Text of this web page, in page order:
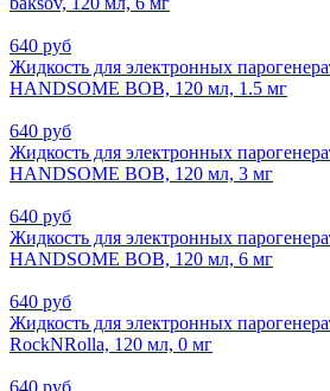
640 руб
Жидкость для электронных
HANDSOME BOB, 120 мл, 1.5 мг
640 руб
Жидкость для электронных
HANDSOME BOB, 120 мл, 3 мг
640 руб
Жидкость для электронных
HANDSOME BOB, 120 мл, 6 мг
640 руб
Жидкость для электронных
RockNRolla, 120 мл, 0 мг
640 руб